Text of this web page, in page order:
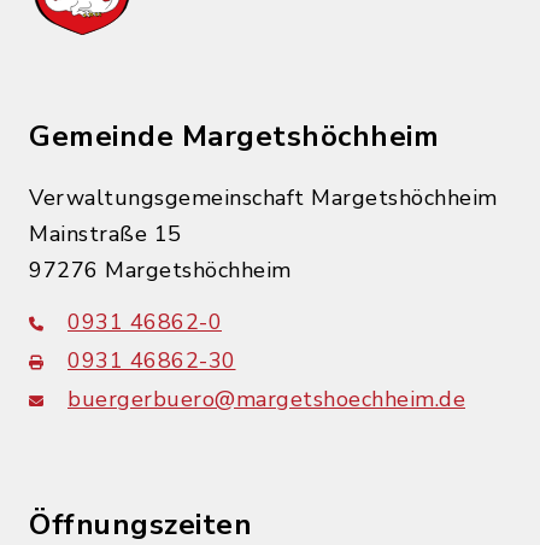
Gemeinde Margetshöchheim
Verwaltungsgemeinschaft Margetshöchheim
Mainstraße 15
97276 Margetshöchheim
0931 46862-0
0931 46862-30
buergerbuero@margetshoechheim.de
Öffnungszeiten